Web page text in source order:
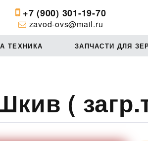
+7 (900) 301-19-70
zavod-ovs@mail.ru
ТЕХНИКА ЗАПЧАСТИ ДЛЯ
(